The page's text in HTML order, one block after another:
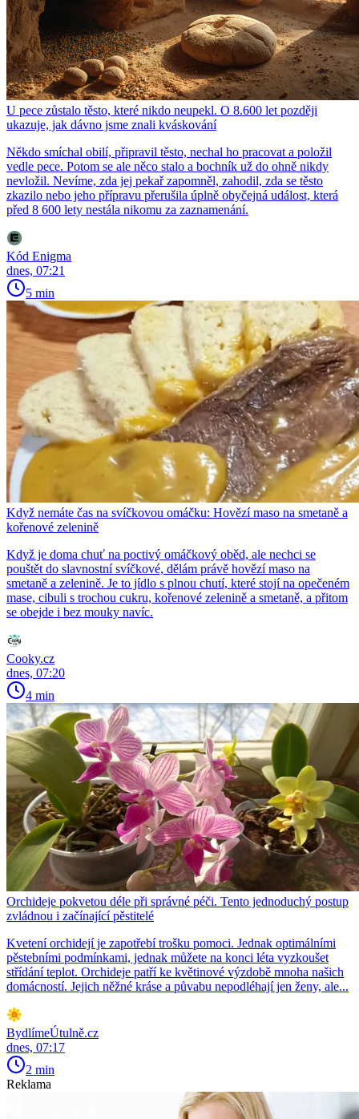
U pece zůstalo těsto, které nikdo neupekl. O 8.600 let později
ukazuje, jak dávno jsme znali kváskování
Někdo smíchal obilí, připravil těsto, nechal ho pracovat a položil
vedle pece. Potom se ale něco stalo a bochník už do ohně nikdy
nevložil. Nevíme, zda jej pekař zapomněl, zahodil, zda se těsto
zkazilo nebo jeho přípravu přerušila úplně obyčejná událost, která
před 8 600 lety nestála nikomu za zaznamenání.
Kód Enigma
dnes, 07:21
5 min
Když nemáte čas na svíčkovou omáčku: Hovězí maso na smetaně a
kořenové zelenině
Když je doma chuť na poctivý omáčkový oběd, ale nechci se
pouštět do slavnostní svíčkové, dělám právě hovězí maso na
smetaně a zelenině. Je to jídlo s plnou chutí, které stojí na opečeném
mase, cibuli s trochou cukru, kořenové zelenině a smetaně, a přitom
se obejde i bez mouky navíc.
Cooky.cz
dnes, 07:20
4 min
Orchideje pokvetou déle při správné péči. Tento jednoduchý postup
zvládnou i začínající pěstitelé
Kvetení orchidejí je zapotřebí trošku pomoci. Jednak optimálními
pěstebními podmínkami, jednak můžete na konci léta vyzkoušet
střídání teplot. Orchideje patří ke květinové výzdobě mnoha našich
domácností. Jejich něžné kráse a půvabu nepodléhají jen ženy, ale...
BydlímeÚtulně.cz
dnes, 07:17
2 min
Reklama